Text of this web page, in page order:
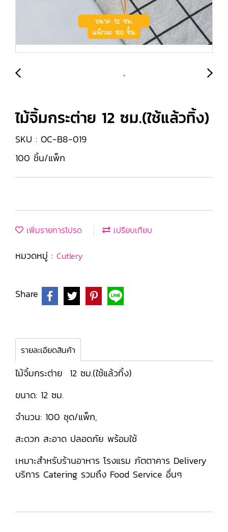
ไม้จิ้มกระต่าย 12 ซม.(ใช้แล้วทิ้ง)
SKU : OC-B8-019
100 ชิ้น/แพ็ก
เพิ่มรายการโปรด เปรียบเทียบ
หมวดหมู่ : Cutlery
Share
รายละเอียดสินค้า
ไม้จิ้มกระต่าย 12 ซม.(ใช้แล้วทิ้ง)
ขนาด: 12 ซม.
จำนวน: 100 ชุด/แพ็ก,
สะดวก สะอาด ปลอดภัย พร้อมใช้
เหมาะสำหรับร้านอาหาร โรงแรม ภัตตาคาร Delivery
บริการ Catering รวมถึง Food Service อื่นๆ